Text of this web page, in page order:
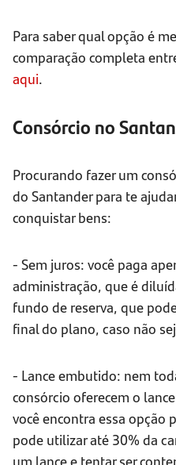
Para saber qual opção é
comparação completa
aqui.
Consórcio no
Procurando fazer um
do Santander para te
conquistar bens:
- Sem juros: você paga
administração, que é
fundo de reserva, que
final do plano, caso não
- Lance embutido: nem
consórcio oferecem o
você encontra essa opção
pode utilizar até 30% da
um lance e tentar ser